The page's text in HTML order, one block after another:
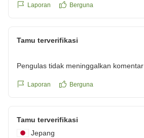
Laporan Berguna
Tamu terverifikasi
Pengulas tidak meninggalkan komentar
Laporan Berguna
Tamu terverifikasi
Jepang